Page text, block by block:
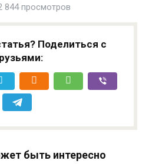
844 просмотров
Поделиться с
быть интересно